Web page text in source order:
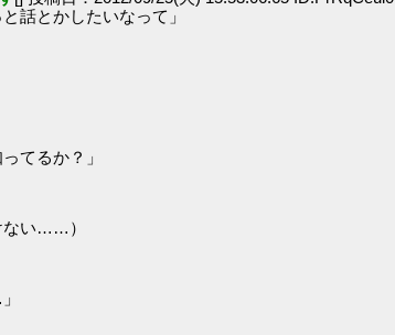
話とかしたいなって」
てるか？」
ない……）